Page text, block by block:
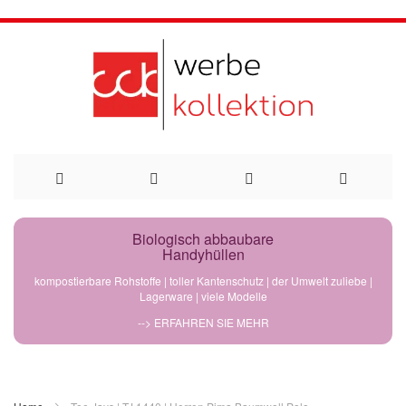
Direkt
Biologisch abbaubare
Handyhüllen
kompostierbare Rohstoffe | toller Kantenschutz | der Umwelt zuliebe |
Lagerware | viele Modelle
--> ERFAHREN SIE MEHR